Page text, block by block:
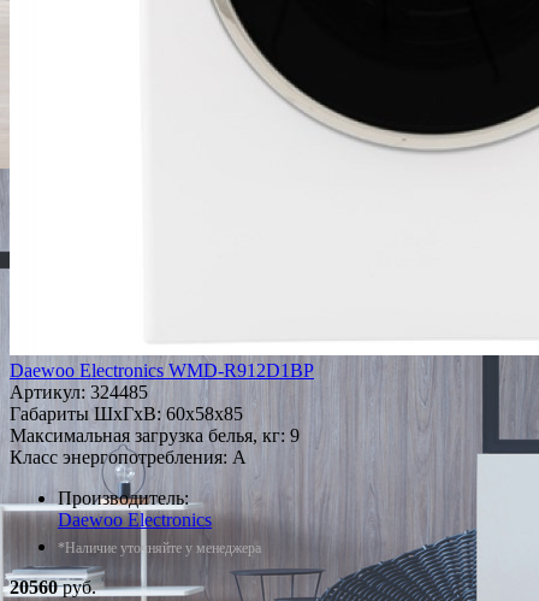
Daewoo Electronics WMD-R912D1BP
Артикул: 324485
Габариты ШxГxВ: 60x58x85
Максимальная загрузка белья, кг: 9
Класс энергопотребления: A
Производитель:
Daewoo Electronics
*Наличие уточняйте у менеджера
20560руб.